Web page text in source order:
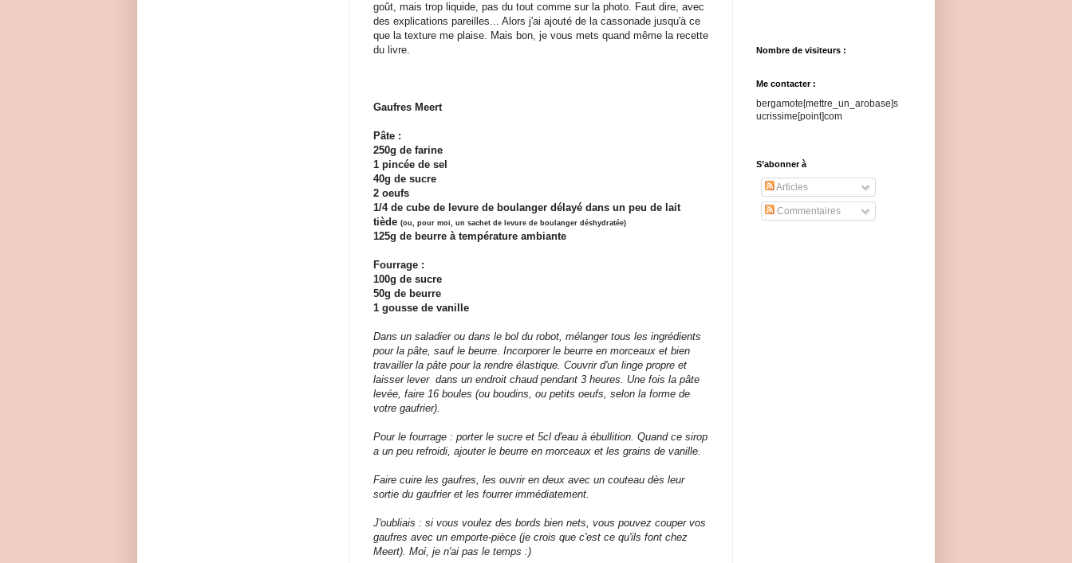
goût, mais trop liquide, pas du tout comme sur la photo. Faut dire, avec
des explications pareilles... Alors j'ai ajouté de la cassonade jusqu'à ce
que la texture me plaise. Mais bon, je vous mets quand même la recette
du livre.
Gaufres Meert
Pâte :
250g de farine
1 pincée de sel
40g de sucre
2 oeufs
1/4 de cube de levure de boulanger délayé dans un peu de lait
tiède (ou, pour moi, un sachet de levure de boulanger déshydratée)
125g de beurre à température ambiante
Fourrage :
100g de sucre
50g de beurre
1 gousse de vanille
Dans un saladier ou dans le bol du robot, mélanger tous les ingrédients
pour la pâte, sauf le beurre. Incorporer le beurre en morceaux et bien
travailler la pâte pour la rendre élastique. Couvrir d'un linge propre et
laisser lever dans un endroit chaud pendant 3 heures. Une fois la pâte
levée, faire 16 boules (ou boudins, ou petits oeufs, selon la forme de
votre gaufrier).
Pour le fourrage : porter le sucre et 5cl d'eau à ébullition. Quand ce sirop
a un peu refroidi, ajouter le beurre en morceaux et les grains de vanille.
Faire cuire les gaufres, les ouvrir en deux avec un couteau dès leur
sortie du gaufrier et les fourrer immédiatement.
J'oubliais : si vous voulez des bords bien nets, vous pouvez couper vos
gaufres avec un emporte-pièce (je crois que c'est ce qu'ils font chez
Meert). Moi, je n'ai pas le temps :)
Nombre de visiteurs :
Me contacter :
bergamote[mettre_un_arobase]s
ucrissime[point]com
S’abonner à
Articles
Commentaires